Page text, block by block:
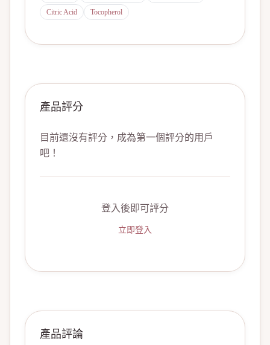
Citric Acid
Tocopherol
產品評分
目前還沒有評分，成為第一個評分的用戶
吧！
登入後即可評分
立即登入
產品評論